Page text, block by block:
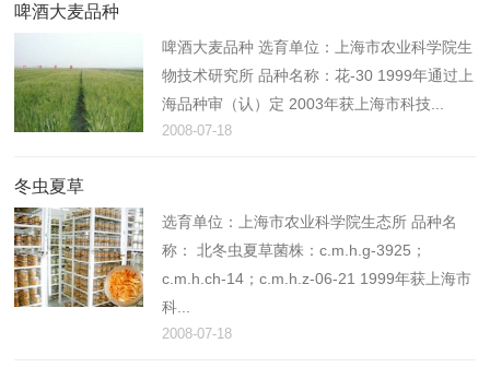
啤酒大麦品种
啤酒大麦品种 选育单位：上海市农业科学院生
物技术研究所 品种名称：花-30 1999年通过上
海品种审（认）定 2003年获上海市科技...
2008-07-18
冬虫夏草
选育单位：上海市农业科学院生态所 品种名
称： 北冬虫夏草菌株：c.m.h.g-3925；
c.m.h.ch-14；c.m.h.z-06-21 1999年获上海市
科...
2008-07-18